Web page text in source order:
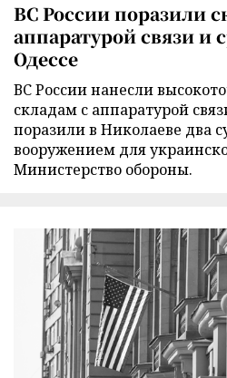
ВС России поразили
аппаратурой связи и
Одессе
ВС России нанесли
складам с аппаратурой
поразили в Николаеве два
вооружением для
Министерство обороны.